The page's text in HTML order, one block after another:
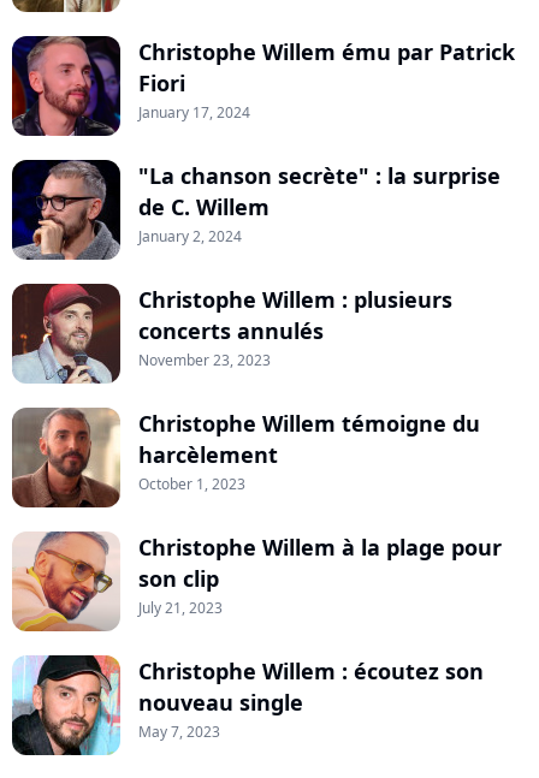
Christophe Willem ému par Patrick
Fiori
January 17, 2024
"La chanson secrète" : la surprise
de C. Willem
January 2, 2024
Christophe Willem : plusieurs
concerts annulés
November 23, 2023
Christophe Willem témoigne du
harcèlement
October 1, 2023
Christophe Willem à la plage pour
son clip
July 21, 2023
Christophe Willem : écoutez son
nouveau single
May 7, 2023